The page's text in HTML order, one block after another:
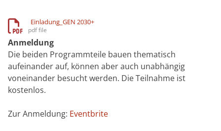
Einladung_GEN 2030+
Anmeldung
Die beiden Programmteile bauen thematisch
aufeinander auf, können aber auch unabhängig
voneinander besucht werden. Die Teilnahme ist
kostenlos.
Zur Anmeldung: Eventbrite